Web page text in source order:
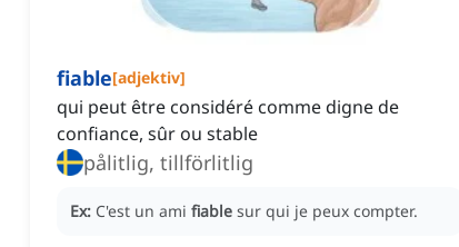
fiable[adjektiv]
qui peut être considéré comme digne de
confiance, sûr ou stable
pålitlig, tillförlitlig
Ex: C'est un ami fiable sur qui je peux compter.